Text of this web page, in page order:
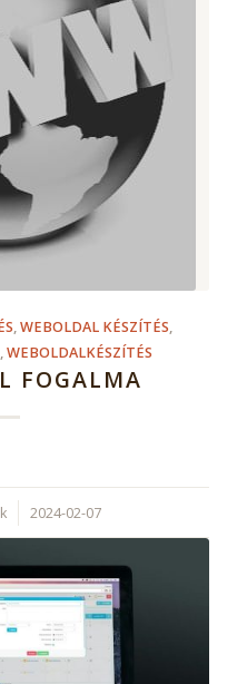
,WEBOLDAL KÉSZÍTÉS,
,WEBOLDALKÉSZÍTÉS
FOGALMA
2024-02-07